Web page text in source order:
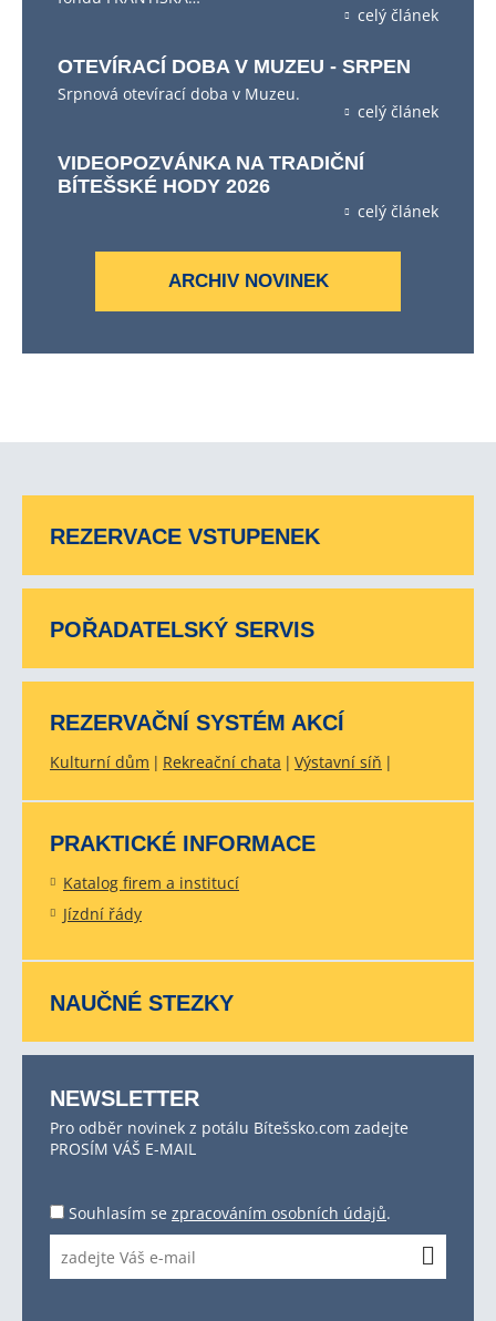
celý článek
OTEVÍRACÍ DOBA V MUZEU - SRPEN
Srpnová otevírací doba v Muzeu.
celý článek
VIDEOPOZVÁNKA NA TRADIČNÍ
BÍTEŠSKÉ HODY 2026
celý článek
ARCHIV NOVINEK
REZERVACE VSTUPENEK
POŘADATELSKÝ SERVIS
REZERVAČNÍ SYSTÉM AKCÍ
Kulturní dům Rekreační chata Výstavní síň
PRAKTICKÉ INFORMACE
Katalog firem a institucí
Jízdní řády
NAUČNÉ STEZKY
NEWSLETTER
Pro odběr novinek z potálu Bítešsko.com zadejte
PROSÍM VÁŠ E-MAIL
Souhlasím se zpracováním osobních údajů.